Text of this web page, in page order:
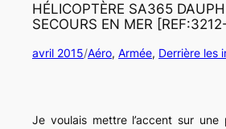
HÉLICOPTÈRE SA365
SECOURS EN MER
avril 2015/Aéro, Armée, Derrière les
Je voulais mettre l’accent sur